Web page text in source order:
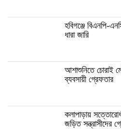
হবিগঞ্জে বিএনপি-
ধারা জারি
আশাশুনিতে চোরাই
ব্যবসায়ী গ্রেফতার
কলাপাড়ায়
জড়িত সন্ত্রাসীদের